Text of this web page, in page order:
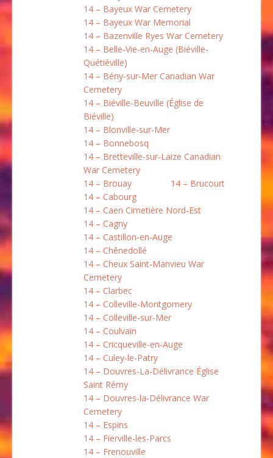
14 – Bayeux War Cemetery
14 – Bayeux War Memorial
14 – Bazenville Ryes War Cemetery
14 – Belle-Vie-en-Auge (Biéville-
Quétiéville)
14 – Bény-sur-Mer Canadian War
Cemetery
14 – Biéville-Beuville (Église de
Biéville)
14 – Blonville-sur-Mer
14 – Bonnebosq
14 – Bretteville-sur-Laize Canadian
War Cemetery
14 – Brouay
14 – Brucourt
14 – Cabourg
14 – Caen Cimetière Nord-Est
14 – Cagny
14 – Castillon-en-Auge
14 – Chênedollé
14 – Cheux Saint-Manvieu War
Cemetery
14 – Clarbec
14 – Colleville-Montgomery
14 – Colleville-sur-Mer
14 – Coulvain
14 – Cricqueville-en-Auge
14 – Culey-le-Patry
14 – Douvres-La-Délivrance Église
Saint Rémy
14 – Douvres-la-Délivrance War
Cemetery
14 – Espins
14 – Fierville-les-Parcs
14 – Frenouville